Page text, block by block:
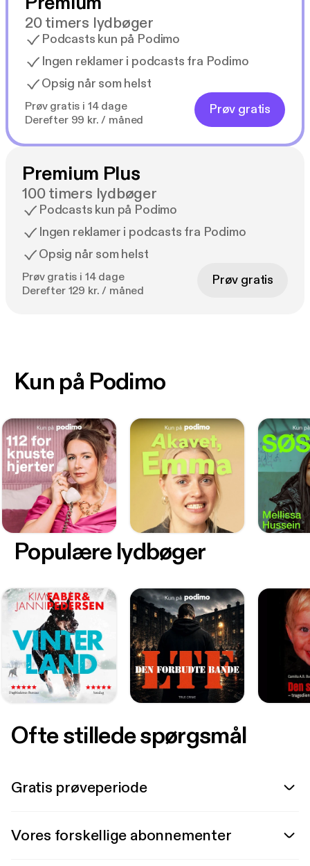
20 timers lydbøger
Podcasts kun på Podimo
Ingen reklamer i podcasts fra Podimo
Opsig når som helst
Prøv gratis i 14 dage
Derefter 99 kr. / måned
Prøv gratis
Premium Plus
100 timers lydbøger
Podcasts kun på Podimo
Ingen reklamer i podcasts fra Podimo
Opsig når som helst
Prøv gratis i 14 dage
Derefter 129 kr. / måned
Prøv gratis
Kun på Podimo
Populære lydbøger
Ofte stillede spørgsmål
Gratis prøveperiode
Vores forskellige abonnementer